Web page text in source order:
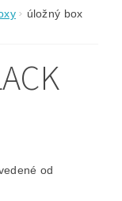
DOTAZY
úložný box
od